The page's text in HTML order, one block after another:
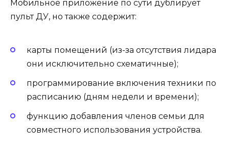
Мобильное приложение по сути дублирует
пульт ДУ, но также содержит:
карты помещений (из-за отсутствия лидара
они исключительно схематичные);
программирование включения техники по
расписанию (дням недели и времени);
функцию добавления членов семьи для
совместного использования устройства.